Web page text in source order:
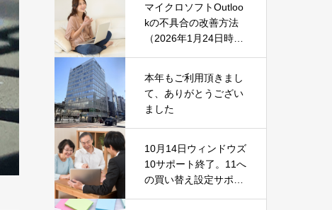
マイクロソフトOutloo
kの不具合の改善方法
（2026年1月24日時
本年もご利用頂きまし
て、ありがとうござい
ました
10月14日ウィンドウズ
10サポート終了。11へ
の買い替え設定サポー